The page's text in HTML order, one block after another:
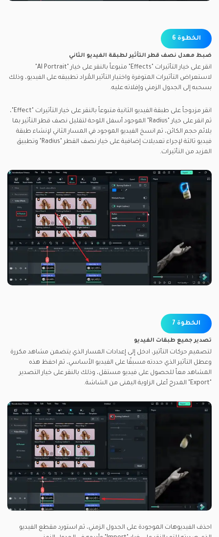
الخطوة 6
ضبط معدل نصف قطر التأثير لطبقة الفيديو الثاني
لاستعراض التأثيرات المتوفرة واختيار التأثير المُراد تطبيقه على الفيديو، وذلك
بسحبه إلى الجدول الزمني وإفلاته عليه.
انقر مزدوجاً على طبقة الفيديو الثانية متبوعاً بالنقر على خيار التأثيرات "Effect"،
ثم انقر على خيار "Radius" الموجود أسفل اللوحة لتقليل نصف قطر التأثير بما
يلائم حجم الكائن، ثم انسخ الفيديو الموجود في المسار الثاني لإنشاء طبقة
فيديو ثالثة لإجراء تعديلات إضافية على خيار نصف القطر "Radius" وتطبيق
المزيد من التأثيرات.
الخطوة 7
تصدير جميع طبقات الفيديو
لتصميم حركات التأثير، ادخل إلى إعدادات المسار الذي يتضمن مشاهد مكررة
وعطل التأثير الذي حددته مسبقًا على الفيديو الأساسي، ثم احفظ هذه
المشاهد معاً للحصول على فيديو مستقل، وذلك بالنقر على خيار التصدير
احذف الفيديوهات الموجودة على الجدول الزمني، ثم استورد مقطع الفيديو